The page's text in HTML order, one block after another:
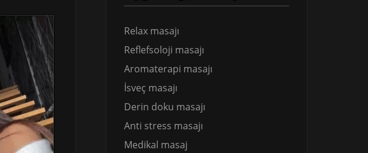
Relax masajı
Reflefsoloji masajı
Aromaterapi masajı
İsveç masajı
Derin doku masajı
Anti stress masajı
Medikal masaj